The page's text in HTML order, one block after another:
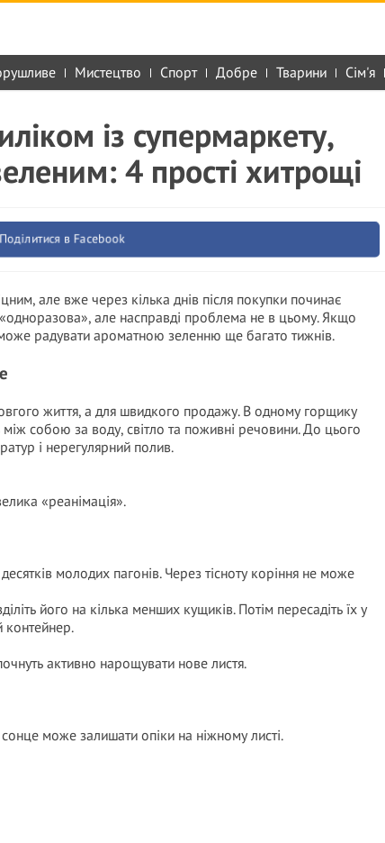
Мистецтво Спорт Добре Тварини Сім'я
із супермаркету,
4 прості хитрощі
Поділитися в Facebook
але вже через кілька днів після покупки починає
але насправді проблема не в цьому. Якщо
радувати ароматною зеленню ще багато тижнів.
життя, а для швидкого продажу. В одному горщику
між собою за воду, світло та поживні речовини. До цього
і нерегулярний полив.
«реанімація».
молодих пагонів. Через тісноту коріння не може
його на кілька менших кущиків. Потім пересадіть їх у
контейнер.
активно нарощувати нове листя.
може залишати опіки на ніжному листі.